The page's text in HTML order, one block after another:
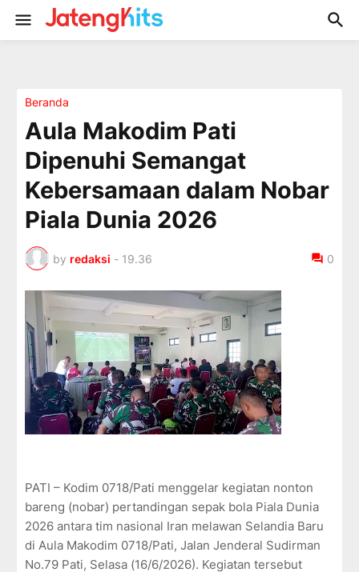
Beranda
Aula Makodim Pati
Dipenuhi Semangat
Kebersamaan dalam Nobar
Piala Dunia 2026
by redaksi - 19.36 0
PATI – Kodim 0718/Pati menggelar kegiatan nonton
bareng (nobar) pertandingan sepak bola Piala Dunia
2026 antara tim nasional Iran melawan Selandia Baru
di Aula Makodim 0718/Pati, Jalan Jenderal Sudirman
No.79 Pati, Selasa (16/6/2026). Kegiatan tersebut